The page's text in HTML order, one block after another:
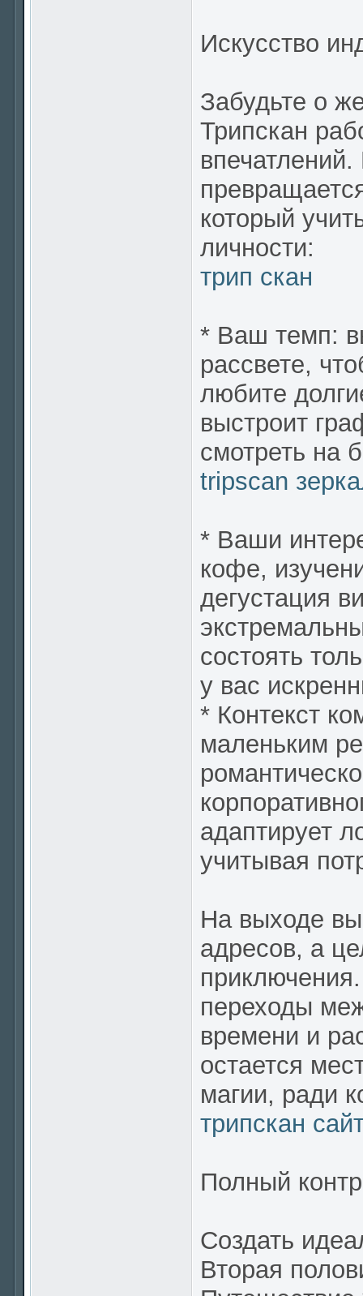
Искусство
Забудьте о
Трипскан
который
личности:
трип скан
* Ваш темп:
рассвете,
любите
выстроит
смотреть на
tripscan
* Ваши
кофе,
дегустация
состоять
у вас
* Контекст
маленьким
адаптирует
учитывая
На выходе вы
адресов, а
переходы
времени и
остается
магии, ради
трипскан
Полный
Создать
Вторая